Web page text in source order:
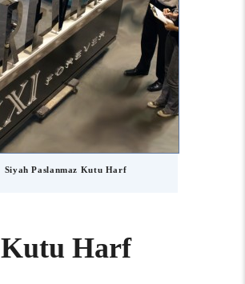
Siyah Paslanmaz Kutu Harf
Kutu Harf